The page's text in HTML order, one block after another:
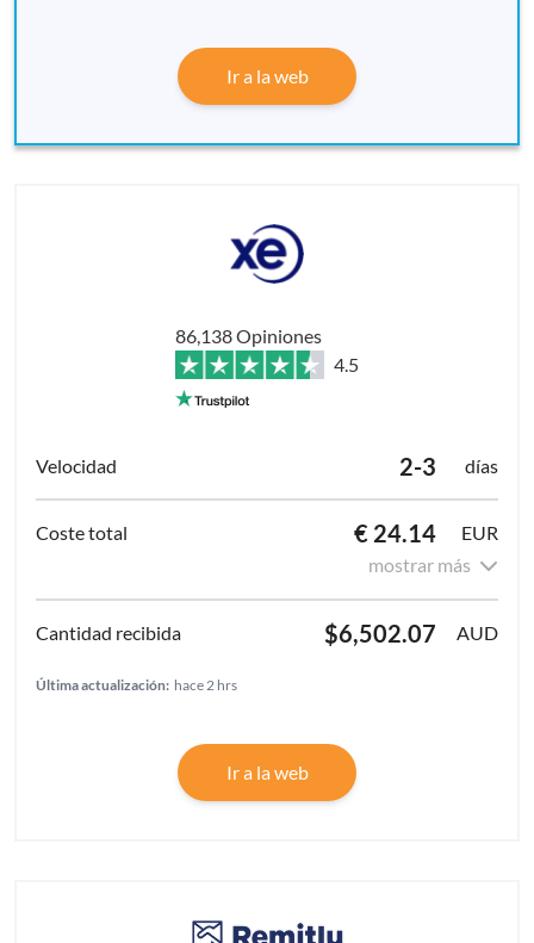
Ir a la web
86,138 Opiniones
4.5
2-3 días
€ 24.14
EUR
mostrar más
$6,502.07 AUD
Última actualización: hace 2 hrs
Ir a la web